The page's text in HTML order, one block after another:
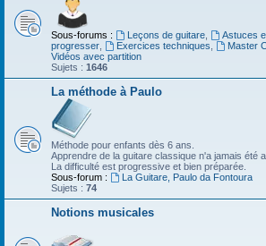
Sous-forums : Leçons de guitare,
Astuces
progresser
Exercices techniques Master
Vidéos avec partition
Sujets : 1646
La méthode à Paulo
Méthode pour enfants dès 6 ans.
Apprendre de la guitare classique n'a jamais été
La difficulté est progressive et bien préparée.
Sous-forum :
La Guitare, Paulo da Fontoura
Sujets : 74
Notions musicales